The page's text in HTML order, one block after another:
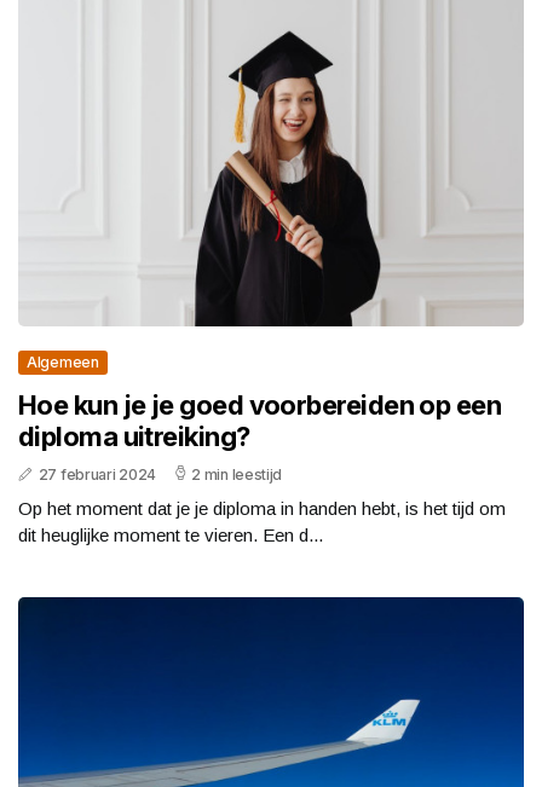
Algemeen
Hoe kun je je goed voorbereiden op een
diploma uitreiking?
27 februari 2024 2 min leestijd
Op het moment dat je je diploma in handen hebt, is het tijd om
dit heuglijke moment te vieren. Een d...